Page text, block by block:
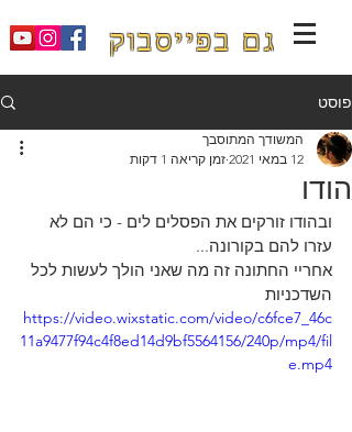
גם בפייסבוק
פוסט
הודו
המשודך המתוסבך
12 במאי 2021
זמן קריאה 1 דקות
ובהודו זורקים את הפסלים לים - כי הם לא
עזרו להם בקורונה...
אחריי החתונה זה מה שאני הולך לעשות לכל
השדכניות
https://video.wixstatic.com/video/c6fce7_46c
11a9477f94c4f8ed14d9bf5564156/240p/mp4/fil
e.mp4